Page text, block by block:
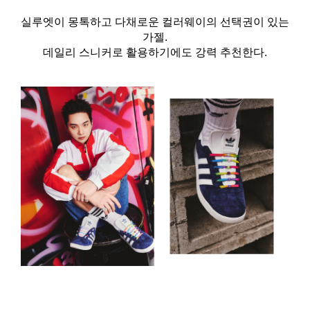
실루엣이 몽톡하고 다채로운 컬러웨이의 선택권이 있는
가젤.
데일리 스니커로 활용하기에도 강력 추천한다.